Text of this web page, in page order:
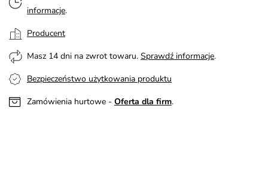
informacje.
Producent
Masz 14 dni na zwrot towaru. Sprawdź informacje.
Bezpieczeństwo użytkowania produktu
Zamówienia hurtowe - Oferta dla firm.